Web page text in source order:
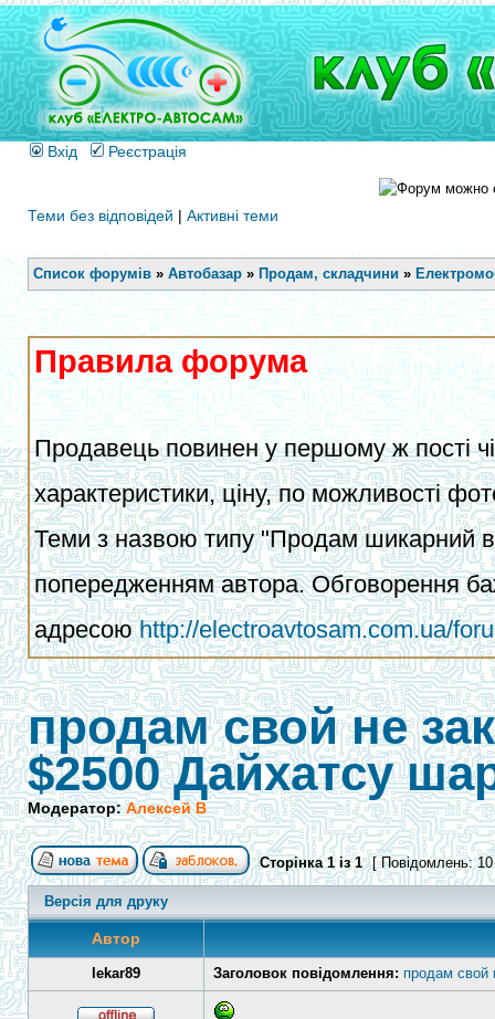
Вхід Реєстрація
Теми без відповідей | Активні теми
Список форумів » Автобазар » Продам, складчини »
Правила форума
Продавець повинен у першому ж пості
характеристики, ціну, по можливості
Теми з назвою типу "Продам шикарний
попередженням автора. Обговорення
адресоюhttp://electroavtosam.com.ua/
продам свой не
$2500 Дайхатсу
Модератор:Алексей В
Сторінка1із1 [ Повідомлень:
Версія для друку
Автор
lekar89 Заголовок повідомлення: продам свой